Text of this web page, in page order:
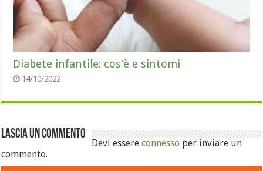
Diabete infantile: cos’è e sintomi
14/10/2022
Lascia un commento
Devi essereconnesso per inviare un
commento.